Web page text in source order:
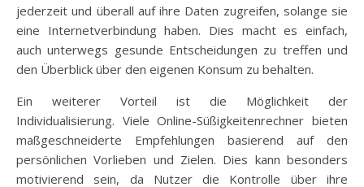
jederzeit und überall auf ihre Daten zugreifen, solange sie
eine Internetverbindung haben. Dies macht es einfach,
auch unterwegs gesunde Entscheidungen zu treffen und
den Überblick über den eigenen Konsum zu behalten.
Ein weiterer Vorteil ist die Möglichkeit der
Individualisierung. Viele Online-Süßigkeitenrechner bieten
maßgeschneiderte Empfehlungen basierend auf den
persönlichen Vorlieben und Zielen. Dies kann besonders
motivierend sein, da Nutzer die Kontrolle über ihre